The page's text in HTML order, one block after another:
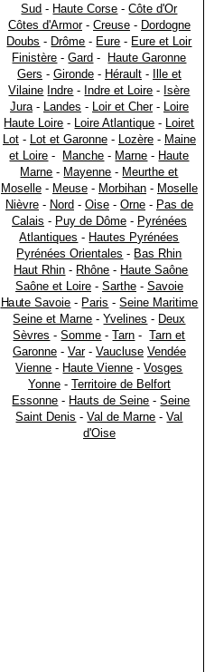
Sud - Haute Corse -Côte d'Or
Côtes d'Armor- Creuse - Dordogne
Doubs - Drôme - Eure - Eure et Loir
Finistère -Gard - Haute Garonne
Gers - Gironde - Hérault -
Ille et
Vilaine Indre - Indre et Loire - Isère
Jura- Landes - Loir et Cher- Loire
Haute Loire - Loire Atlantique - Loiret
Lot - Lot et Garonne - Lozère - Maine
et Loire - Manche - Marne - Haute
Marne - Mayenne - Meurthe et
Moselle - Meuse - Morbihan - Moselle
Nièvre - Nord - Oise - Orne - Pas de
Calais - Puy de Dôme - Pyrénées
Atlantiques - Hautes Pyrénées
Pyrénées Orientales - Bas Rhin
Haut Rhin - Rhône - Haute Saône
Saône et Loire - Sarthe - Savoie
Haute Savoie - Paris -Seine Maritime
Seine et Marne -Yvelines - Deux
Sèvres -Somme -Tarn -Tarn et
Garonne - Var- Vaucluse Vendée
Vienne - Haute Vienne -Vosges
Yonne - Territoire de Belfort
Essonne - Hauts de Seine -Seine
Saint Denis -Val de Marne -Val
d'Oise